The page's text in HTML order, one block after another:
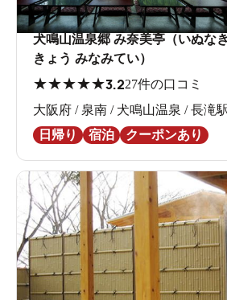
犬鳴山温泉郷 み奈美亭（いぬな
きょう みなみてい）
★★★★★3.227件の口コミ
大阪府 / 泉南 / 犬鳴山温泉 / 長滝
日帰り
宿泊 クーポンあり